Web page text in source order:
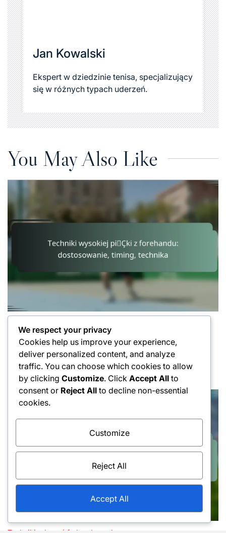
Jan Kowalski
Ekspert w dziedzinie tenisa, specjalizujący
się w różnych typach uderzeń.
You May Also Like
Posted
Techniki wysokiej piłki z forehandu:
dostosowanie, timing, technika
Posted
13/02/2026
Posted
by
Jan Kowalski
We respect your privacy
Cookies help us improve your experience,
deliver personalized content, and analyze
traffic. You can choose which cookies to allow
by clicking Customize. Click Accept All to
consent or Reject All to decline non-essential
cookies.
Customize
Reject All
Accept All